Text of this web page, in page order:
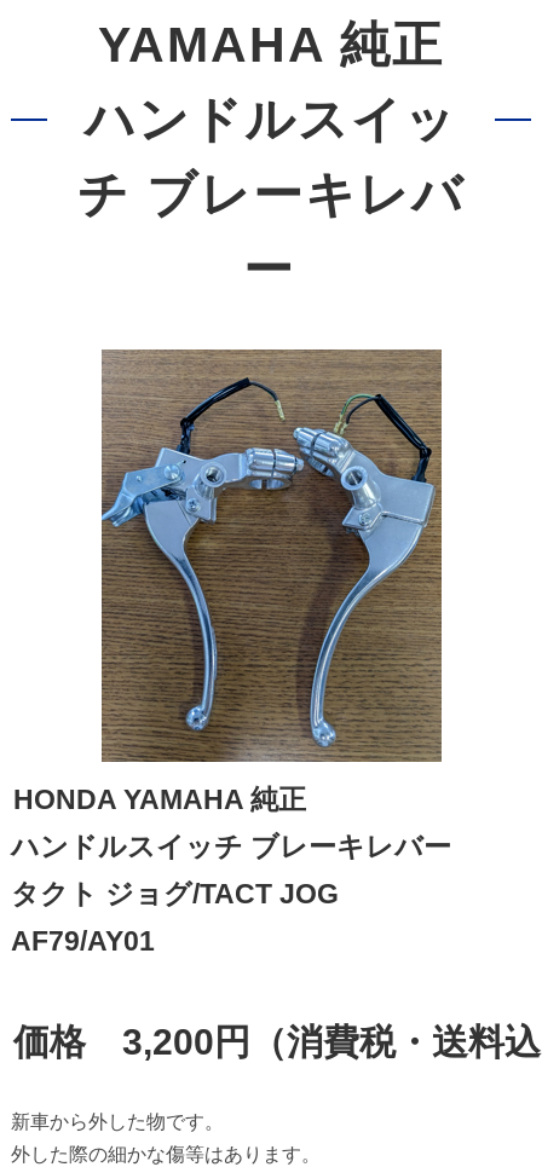
YAMAHA 純正
ハンドルスイッ
チ ブレーキレバ
ー
HONDA YAMAHA 純正
ハンドルスイッチ ブレーキレバー
タクト ジョグ/TACT JOG
AF79/AY01
価格　3,200円（消費税・送料
新車から外した物です。
外した際の細かな傷等はあります。